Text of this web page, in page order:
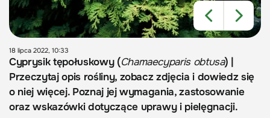
18 lipca 2022, 10:33
Cyprysik tępołuskowy (Chamaecyparis obtusa) |
Przeczytaj opis rośliny, zobacz zdjęcia i dowiedz się
o niej więcej. Poznaj jej wymagania, zastosowanie
oraz wskazówki dotyczące uprawy i pielęgnacji.